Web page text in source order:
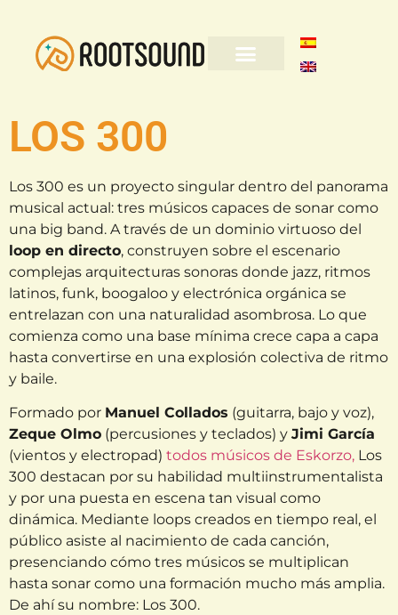
LOS 300
Los 300 es un proyecto singular dentro del panorama
musical actual: tres músicos capaces de sonar como
una big band. A través de un dominio virtuoso del
loop en directo, construyen sobre el escenario
complejas arquitecturas sonoras donde jazz, ritmos
latinos, funk, boogaloo y electrónica orgánica se
entrelazan con una naturalidad asombrosa. Lo que
comienza como una base mínima crece capa a capa
hasta convertirse en una explosión colectiva de ritmo
y baile.
Formado por Manuel Collados (guitarra, bajo y voz),
Zeque Olmo (percusiones y teclados) y Jimi García
(vientos y electropad) todos músicos de Eskorzo, Los
300 destacan por su habilidad multiinstrumentalista
y por una puesta en escena tan visual como
dinámica. Mediante loops creados en tiempo real, el
público asiste al nacimiento de cada canción,
presenciando cómo tres músicos se multiplican
hasta sonar como una formación mucho más amplia.
De ahí su nombre: Los 300.